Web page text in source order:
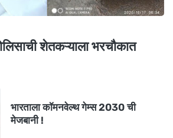
शेतकऱ्याला भरचौकात
भारताला कॉमनवेल्थ गेम्स 2030 ची
मेजबानी !